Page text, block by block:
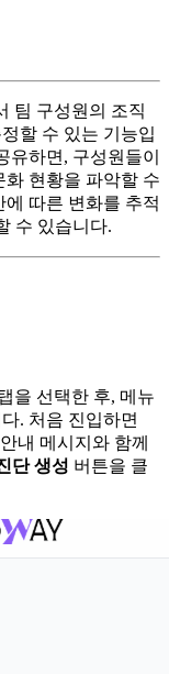
팀 구성원의 조직
할 수 있는 기능입
유하면, 구성원들이
현황을 파악할 수
따른 변화를 추적
수 있습니다.
을 선택한 후, 메뉴
. 처음 진입하면
내 메시지와 함께
단 생성 버튼을 클